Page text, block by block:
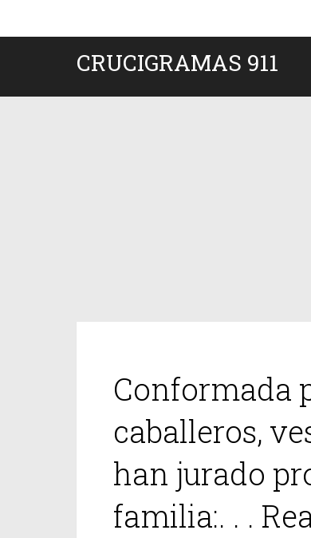
CRUCIGRAMAS 911
Conformada
caballeros,
han jurado
familia:. . .